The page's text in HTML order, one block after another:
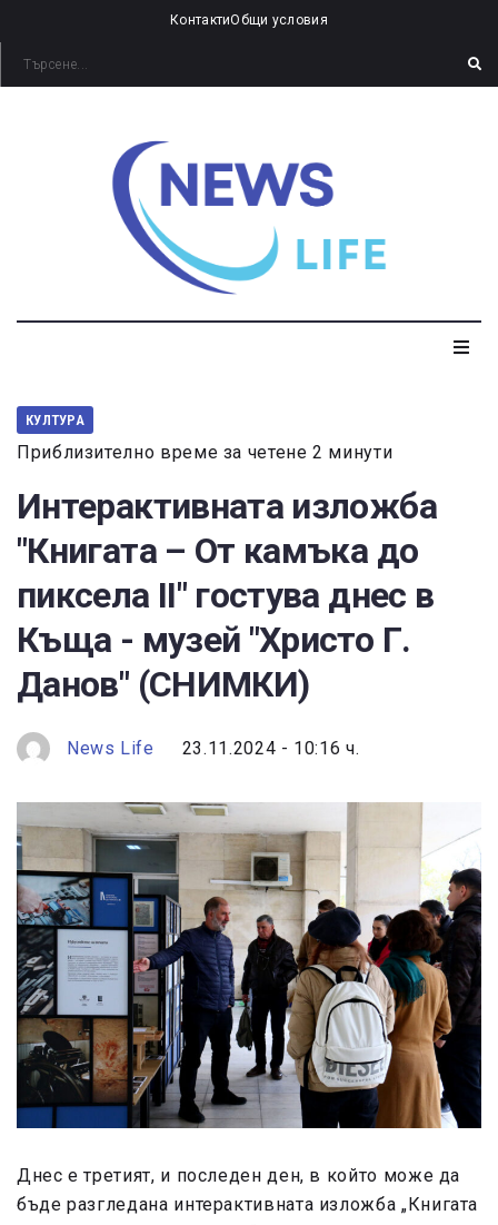
КонтактиОбщи условия
КУЛТУРА
Приблизително време за четене 2 минути
Интерактивната изложба
"Книгата – От камъка до
пиксела II" гостува днес в
Къща - музей "Христо Г.
Данов" (СНИМКИ)
News Life 23.11.2024 - 10:16 ч.
Днес е третият, и последен ден, в който може да
бъде разгледана интерактивната изложба „Книгата